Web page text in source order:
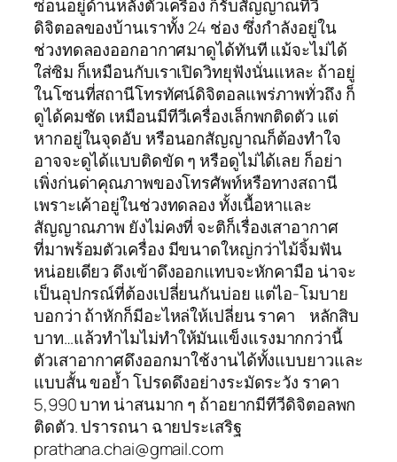
ซ่อนอยู่ด้านหลังตัวเครื่อง ก็รับสัญญาณทีวี
ดิจิตอลของบ้านเราทั้ง 24 ช่อง ซึ่งกำลังอยู่ใน
ช่วงทดลองออกอากาศมาดูได้ทันที แม้จะไม่ได้
ใส่ซิม ก็เหมือนกับเราเปิดวิทยุฟังนั่นแหละ ถ้าอยู่
ในโซนที่สถานีโทรทัศน์ดิจิตอลแพร่ภาพทั่วถึง ก็
ดูได้คมชัด เหมือนมีทีวีเครื่องเล็กพกติดตัว แต่
หากอยู่ในจุดอับ หรือนอกสัญญาณก็ต้องทำใจ
อาจจะดูได้แบบติดขัด ๆ หรือดูไม่ได้เลย ก็อย่า
เพิ่งก่นด่าคุณภาพของโทรศัพท์หรือทางสถานี
เพราะเค้าอยู่ในช่วงทดลอง ทั้งเนื้อหาและ
สัญญาณภาพ ยังไม่คงที่ จะติก็เรื่องเสาอากาศ
ที่มาพร้อมตัวเครื่อง มีขนาดใหญ่กว่าไม้จิ้มฟัน
หน่อยเดียว ดึงเข้าดึงออกแทบจะหักคามือ น่าจะ
เป็นอุปกรณ์ที่ต้องเปลี่ยนกันบ่อย แต่ไอ-โมบาย
บอกว่า ถ้าหักก็มีอะไหล่ให้เปลี่ยน ราคา หลักสิบ
บาท…แล้วทำไมไม่ทำให้มันแข็งแรงมากกว่านี้
ตัวเสาอากาศดึงออกมาใช้งานได้ทั้งแบบยาวและ
แบบสั้น ขอยํ้า โปรดดึงอย่างระมัดระวัง ราคา
5,990 บาท น่าสนมาก ๆ ถ้าอยากมีทีวีดิจิตอลพก
ติดตัว. ปรารถนา ฉายประเสริฐ
prathana.chai@gmail.com